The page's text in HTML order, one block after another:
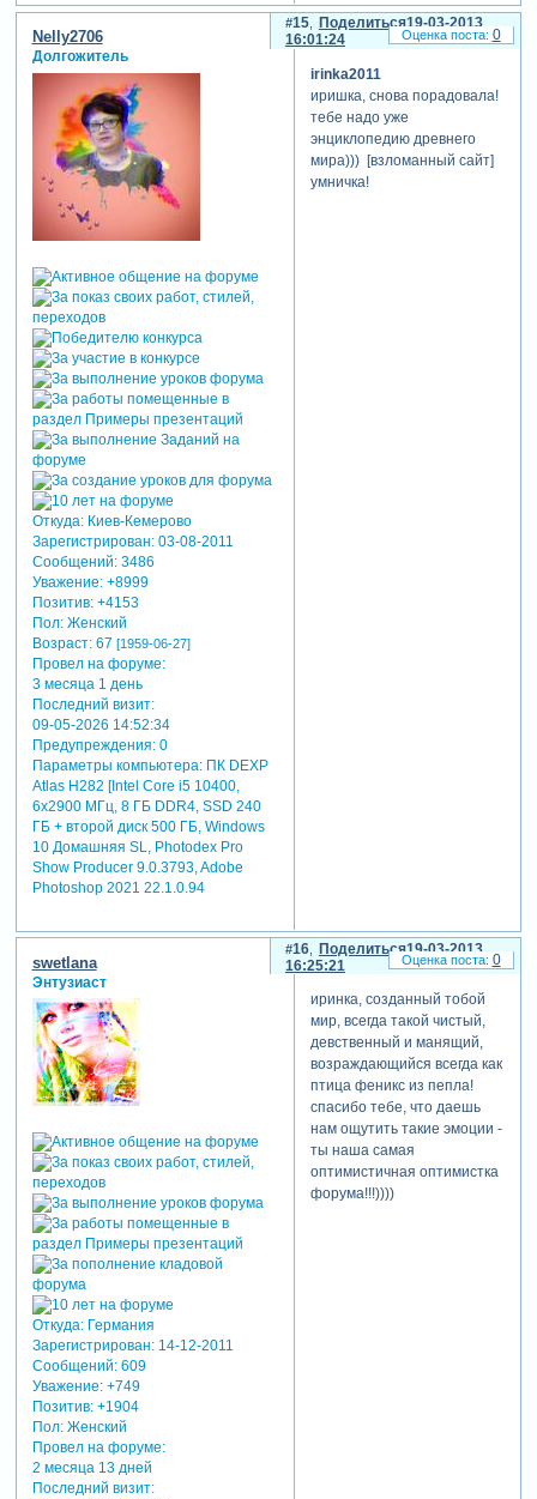
Поделиться
15
19-03-2013
16:01:24
Nelly2706
Долгожитель
Откуда:Киев-Кемерово
Зарегистрирован: 03-08-2011
Сообщений:3486
Уважение: +8999
Позитив: +4153
Пол:Женский
Возраст:67 [1959-06-27]
Провел на форуме:
3 месяца 1 день
Последний визит:
09-05-2026 14:52:34
Предупреждения:0
Параметры компьютера:ПК DEXP
Atlas H282 [Intel Core i5 10400,
6x2900 МГц, 8 ГБ DDR4, SSD 240
ГБ + второй диск 500 ГБ, Windows
10 Домашняя SL, Photodex Pro
Show Producer 9.0.3793, Adobe
Photoshop 2021 22.1.0.94
irinka2011
иришка, снова порадовала!
тебе надо уже
энциклопедию древнего
мира))) [взломанный сайт]
умничка!
0
Поделиться
16
19-03-2013
16:25:21
swetlana
Энтузиаст
Откуда:Германия
Зарегистрирован: 14-12-2011
Сообщений:609
Уважение: +749
Позитив: +1904
Пол:Женский
Провел на форуме:
2 месяца 13 дней
Последний визит:
иринка, созданный тобой
мир, всегда такой чистый,
девственный и манящий,
возраждающийся всегда как
птица феникс из пепла!
спасибо тебе, что даешь
нам ощутить такие эмоции -
ты наша самая
оптимистичная оптимистка
форума!!!))))
0